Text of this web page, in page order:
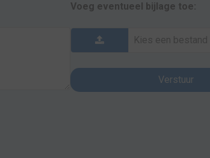
Voeg eventueel bijlage toe: